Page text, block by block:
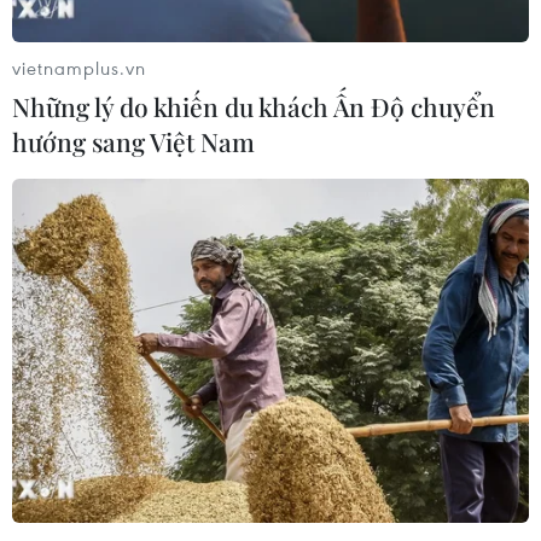
Tổng Biên tập: TRẦN TIẾN DUẨN
Phó Tổng Biên tập: NGUYỄN THỊ TÁM, KHÚC THANH
THỦY
Sở hữu trí tuệ
Quy định sử dụng
RSS
Hỗ trợ
Ngôn ngữ
TTXVN
Dịch vụ tin
Quảng cáo
vietnamplus.vn
Những lý do khiến du khách Ấn Độ chuyển
hướng sang Việt Nam